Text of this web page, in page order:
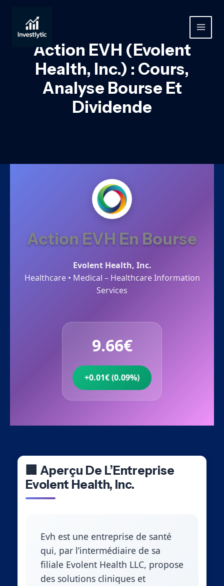
contenu
MAIN
Action EVH (Evolent
Health, Inc.) : Cours,
Analyse Bourse Et
Dividende
Action EVH En Bourse
Evolent Health, Inc.
Healthcare • Medical – Healthcare Information
Services
9.66€
+0.01€ (0.09%)
🏢 Aperçu De L’Entreprise
Evolent Health, Inc.
Evh est une entreprise de santé
qui, par l’intermédiaire de sa
filiale Evolent Health LLC, propose
des solutions cliniques et